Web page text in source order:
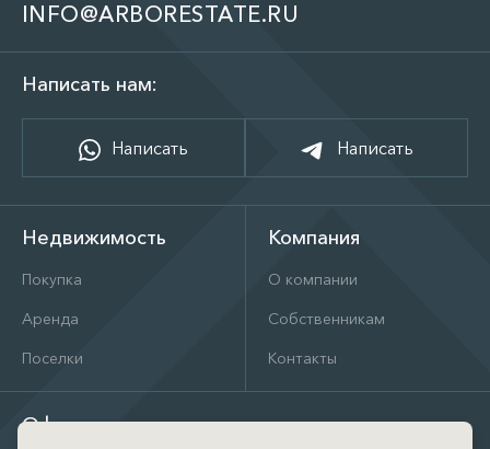
INFO@ARBORESTATE.RU
Написать нам:
Написать Написать
Недвижимость
Покупка
Аренда
Поселки
Компания
О компании
Собственникам
Контакты
Офис